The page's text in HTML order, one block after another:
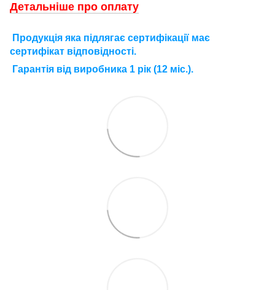
Детальніше про оплату
П родукція яка підлягає сертифікації має
сертифікат відповідності.
Гарантія від виробника 1 рік (12 міс.).